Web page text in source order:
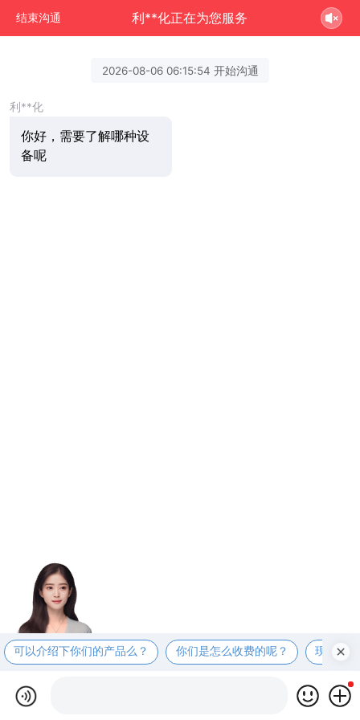
结束沟通 利**化正在为您服务
2026-08-06 06:15:54 开始沟通
利**化
你好，需要了解哪种设
备呢
可以介绍下你们的产品么？ 你们是怎么收费的呢？ 现在有